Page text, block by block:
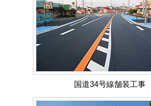
国道34号線舗装工事